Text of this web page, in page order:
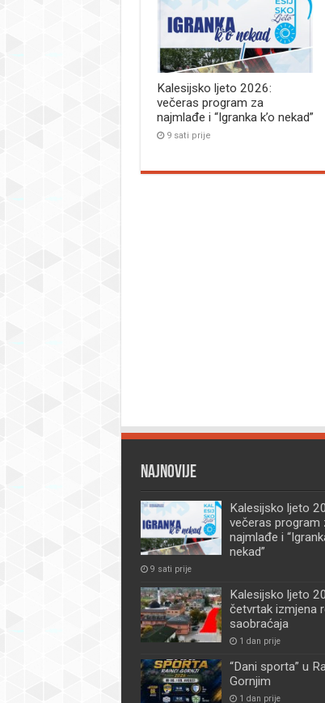
Kalesijsko ljeto 2026:
večeras program za
najmlađe i “Igranka k’o nekad”
9 sati prije
Najnovije
Kalesijsko ljeto
večeras program
najmlađe i
nekad”
9 sati prije
Kalesijsko ljeto
četvrtak izmjena
saobraćaja
1 dan prije
“Dani sporta” u
Gornjim
1 dan prije